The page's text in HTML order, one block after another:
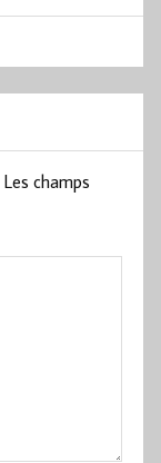
Les champs